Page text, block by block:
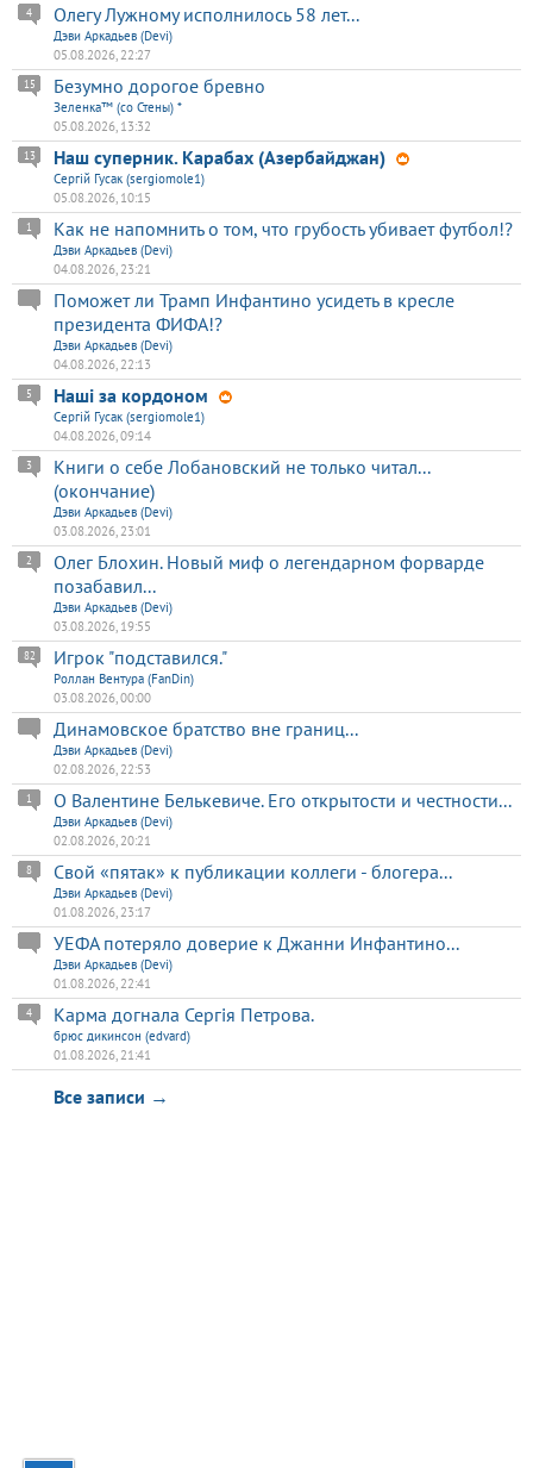
Олегу Лужному исполнилось 58 лет...
4
Дэви Аркадьев (Devi)
05.08.2026, 22:27
Безумно дорогое бревно
15
Зеленка™ (со Стены) *
05.08.2026, 13:32
Наш суперник. Карабах (Азербайджан)
13
Сергій Гусак (sergiomole1)
05.08.2026, 10:15
Как не напомнить о том, что грубость убивает футбол!?
1
Дэви Аркадьев (Devi)
04.08.2026, 23:21
Поможет ли Трамп Инфантино усидеть в кресле
президента ФИФА!?
Дэви Аркадьев (Devi)
04.08.2026, 22:13
Наші за кордоном
5
Сергій Гусак (sergiomole1)
04.08.2026, 09:14
Книги о себе Лобановский не только читал...
(окончание)
3
Дэви Аркадьев (Devi)
03.08.2026, 23:01
Олег Блохин. Новый миф о легендарном форварде
позабавил...
2
Дэви Аркадьев (Devi)
03.08.2026, 19:55
Игрок "подставился."
82
Роллан Вентура (FanDin)
03.08.2026, 00:00
Динамовское братство вне границ...
Дэви Аркадьев (Devi)
02.08.2026, 22:53
О Валентине Белькевиче. Его открытости и честности...
1
Дэви Аркадьев (Devi)
02.08.2026, 20:21
Свой «пятак» к публикации коллеги - блогера...
8
Дэви Аркадьев (Devi)
01.08.2026, 23:17
УЕФА потеряло доверие к Джанни Инфантино...
Дэви Аркадьев (Devi)
01.08.2026, 22:41
Карма догнала Сергія Петрова.
4
брюс дикинсон (edvard)
01.08.2026, 21:41
Все записи →